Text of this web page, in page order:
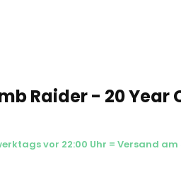
Raider - 20 Year
vor 22:00 Uhr = Versand